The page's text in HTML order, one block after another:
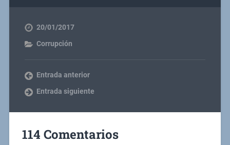
20/01/2017
Corrupción
Entrada anterior
Entrada siguiente
114 Comentarios